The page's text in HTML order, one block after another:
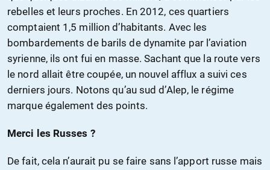
rebelles et leurs proches. En 2012, ces quartiers
comptaient 1,5 million d’habitants. Avec les
bombardements de barils de dynamite par l’aviation
syrienne, ils ont fui en masse. Sachant que la route vers
le nord allait être coupée, un nouvel afflux a suivi ces
derniers jours. Notons qu’au sud d’Alep, le régime
marque également des points.
Merci les Russes ?
De fait, cela n’aurait pu se faire sans l’apport russe mais